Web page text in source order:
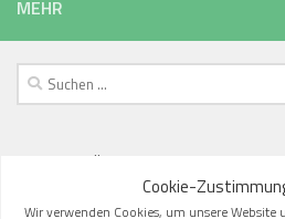
Wir verwenden Cookies, um unsere Website
optimieren.
MEHR
Suchen
nach:
BLOGBEITRÄGE